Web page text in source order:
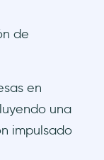
de
en
una
impulsado